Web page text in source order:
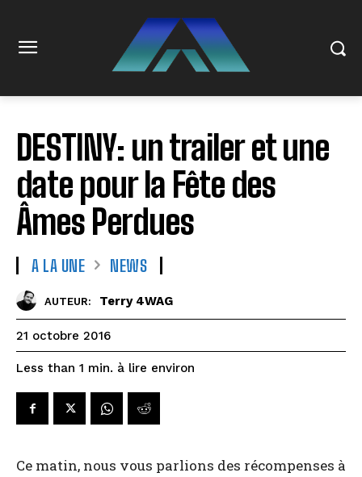
DESTINY: un trailer et une
date pour la Fête des
Âmes Perdues
A LA UNE NEWS
AUTEUR: Terry 4WAG
21 octobre 2016
Less than 1 min. à lire environ
Ce matin, nous vous parlions des récompenses à